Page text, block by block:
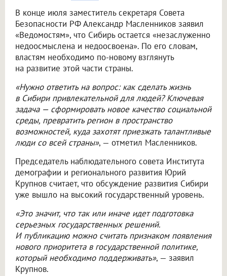
В конце июля заместитель секретаря Совета
Безопасности РФ Александр Масленников заявил
«Ведомостям», что Сибирь остается «незаслуженно
недоосмыслена и недоосвоена». По его словам,
властям необходимо по-новому взглянуть
на развитие этой части страны.
«Нужно ответить на вопрос: как сделать жизнь
в Сибири привлекательной для людей? Ключевая
задача — сформировать новое качество социальной
среды, превратить регион в пространство
возможностей, куда захотят приезжать талантливые
люди со всей страны», — отметил Масленников.
Председатель наблюдательного совета Института
демографии и регионального развития Юрий
Крупнов считает, что обсуждение развития Сибири
уже вышло на высокий государственный уровень.
«Это значит, что так или иначе идет подготовка
серьезных государственных решений.
И публикацию можно считать признаком появления
нового приоритета в государственной политике,
который необходимо поддерживать», — заявил
Крупнов.